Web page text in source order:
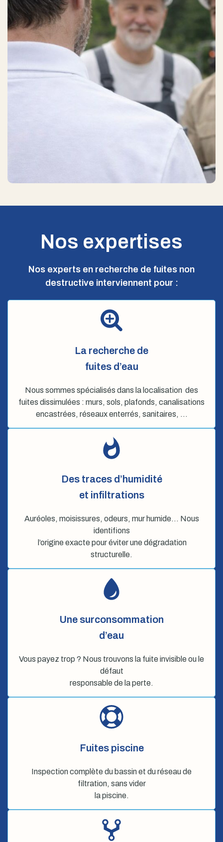
Nos expertises
Nos experts en recherche de fuites non
destructive interviennent pour :
La recherche de
fuites d’eau
Nous sommes spécialisés dans la localisation des
fuites dissimulées : murs, sols, plafonds, canalisations
encastrées, réseaux enterrés, sanitaires, …
Des traces d’humidité
et infiltrations
Auréoles, moisissures, odeurs, mur humide… Nous
identifions
l’origine exacte pour éviter une dégradation
structurelle.
Une surconsommation
d’eau
Vous payez trop ? Nous trouvons la fuite invisible ou le
défaut
responsable de la perte.
Fuites piscine
Inspection complète du bassin et du réseau de
filtration, sans vider
la piscine.